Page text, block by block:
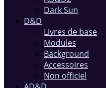
Dark Sun
D&D
Livres de base
Modules
Background
Accessoires
Non officiel